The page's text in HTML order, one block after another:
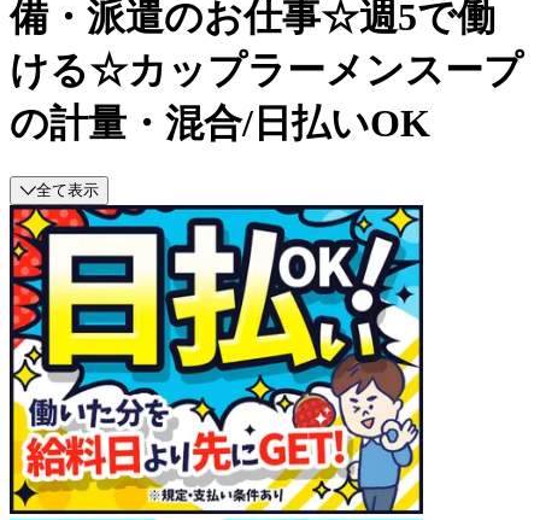
備・派遣のお仕事☆週5で働
ける☆カップラーメンスープ
の計量・混合/日払いOK
全て表示